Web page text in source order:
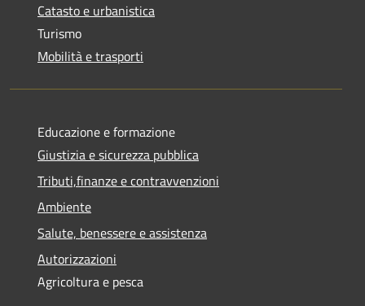
Catasto e urbanistica
Turismo
Mobilità e trasporti
Educazione e formazione
Giustizia e sicurezza pubblica
Tributi,finanze e contravvenzioni
Ambiente
Salute, benessere e assistenza
Autorizzazioni
Agricoltura e pesca